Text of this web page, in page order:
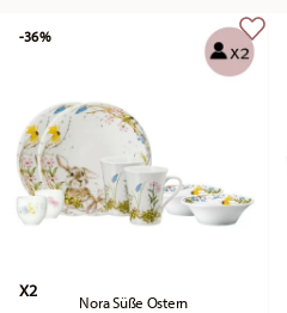
X2
Nora Süße Ostern
-36%